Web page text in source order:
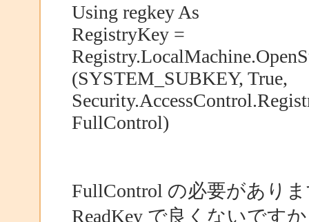
Using regkey As
RegistryKey =
(SYSTEM_SUBKEY, True,
FullControl)
FullControl の必要があり
ReadKey で良くないです